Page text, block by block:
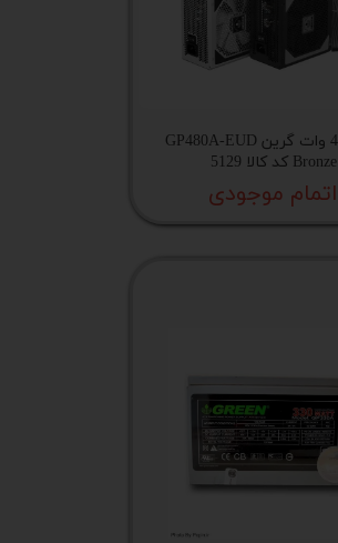
پاور 480 وات گرین GP480A-EUD
Bronze کد کالا 5129
اتمام موجودی